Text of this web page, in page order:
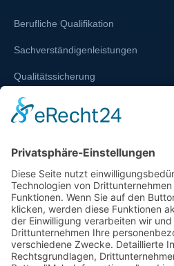
Berufliche Qualifikation
Sachverständigenleistungen
Qualitätssicherung
Weiterbildung und Schulung
SERVICE & RECHT
Infos zur Unparteilichkeit
Kontakt
Beschwerdestelle